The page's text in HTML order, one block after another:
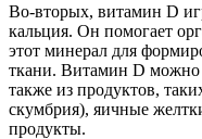
Во-вторых, витамин D
кальция. Он помогает
этот минерал для
ткани. Витамин D можно
также из продуктов,
скумбрия), яичные
продукты.